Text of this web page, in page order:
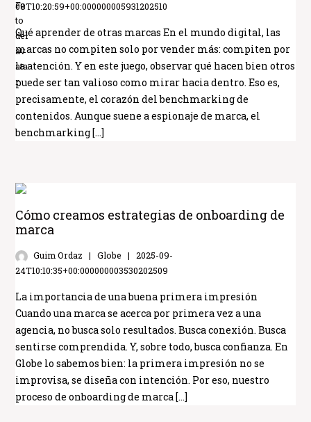
08T10:20:59+00:000000005931202510
Qué aprender de otras marcas En el mundo digital, las
marcas no compiten solo por vender más: compiten por
la atención. Y en este juego, observar qué hacen bien otros
puede ser tan valioso como mirar hacia dentro. Eso es,
precisamente, el corazón del benchmarking de
contenidos. Aunque suene a espionaje de marca, el
benchmarking […]
Cómo creamos estrategias de onboarding de
marca
Guim Ordaz Globe
2025-09-
24T10:10:35+00:000000003530202509
La importancia de una buena primera impresión
Cuando una marca se acerca por primera vez a una
agencia, no busca solo resultados. Busca conexión. Busca
sentirse comprendida. Y, sobre todo, busca confianza. En
Globe lo sabemos bien: la primera impresión no se
improvisa, se diseña con intención. Por eso, nuestro
proceso de onboarding de marca […]